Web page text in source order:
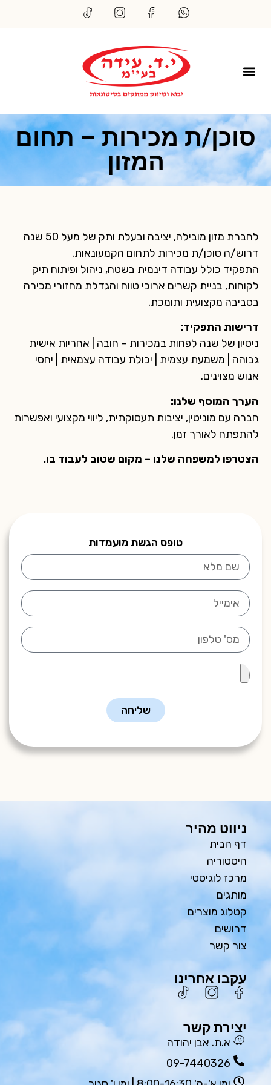
סוכן/ת מכירות – תחום
המזון
לחברת מזון מובילה, יציבה ובעלת ותק של מעל 50 שנה
דרוש/ה סוכן/ת מכירות לתחום הקמעונאות.
התפקיד כולל עבודה דינמית בשטח, ניהול ופיתוח תיק
לקוחות, בניית קשרים ארוכי טווח והגדלת מחזורי מכירה
בסביבה מקצועית ותומכת.
דרישות התפקיד:
ניסיון של שנה לפחות במכירות – חובה | אחריות אישית
גבוהה | משמעת עצמית | יכולת עבודה עצמאית | יחסי
אנוש מצוינים.
הערך המוסף שלנו:
חברה עם מוניטין, יציבות תעסוקתית, ליווי מקצועי ואפשרות
להתפתח לאורך זמן.
הצטרפו למשפחה שלנו – מקום שטוב לעבוד בו.
טופס הגשת מועמדות
שליחה
ניווט מהיר
דף הבית
היסטוריה
מרכז לוגיסטי
מותגים
קטלוג מוצרים
דרושים
צור קשר
עקבו אחרינו
יצירת קשר
א.ת. אבן יהודה
09-7440326